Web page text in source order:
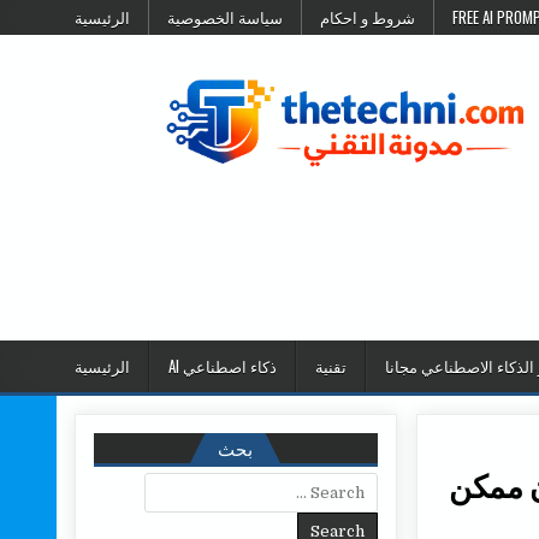
الرئيسية سياسة الخصوصية شروط و احكام
الرئيسية ذكاء اصطناعي AI تقنية الاصطناعي مجانا
بحث
Search for: